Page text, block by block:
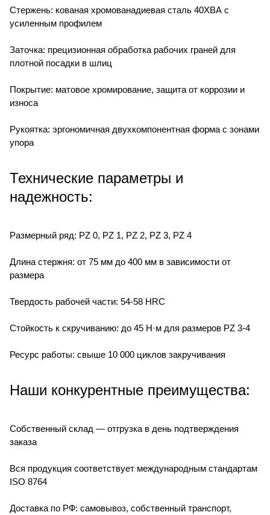
Стержень: кованая хромованадиевая сталь 40ХВА с
усиленным профилем
Заточка: прецизионная обработка рабочих граней для
плотной посадки в шлиц
Покрытие: матовое хромирование, защита от коррозии и
износа
Рукоятка: эргономичная двухкомпонентная форма с зонами
упора
Технические параметры и
надежность:
Размерный ряд: PZ 0, PZ 1, PZ 2, PZ 3, PZ 4
Длина стержня: от 75 мм до 400 мм в зависимости от
размера
Твердость рабочей части: 54-58 HRC
Стойкость к скручиванию: до 45 Н·м для размеров PZ 3-4
Ресурс работы: свыше 10 000 циклов закручивания
Наши конкурентные преимущества:
Собственный склад — отгрузка в день подтверждения
заказа
Вся продукция соответствует международным стандартам
ISO 8764
Доставка по РФ: самовывоз, собственный транспорт,